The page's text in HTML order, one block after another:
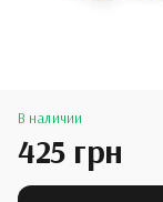
В наличии
425 грн